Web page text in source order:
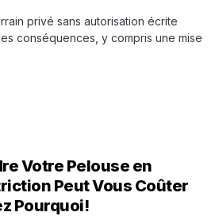
privé sans autorisation écrite
conséquences, y compris une mise
Votre Pelouse en
Peut Vous Coûter
Pourquoi!